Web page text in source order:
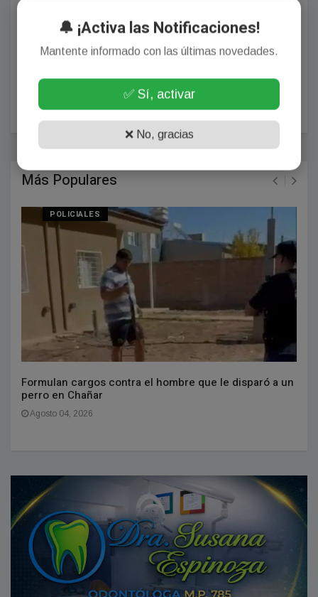
POSTEAR COMENTARIO
Más Populares
POLICIALES
Formulan cargos contra el hombre que le disparó a un
perro en Chañar
Agosto 04, 2026
🔔 ¡Activa las Notificaciones!
Mantente informado con las últimas novedades.
✅ Sí, activar
❌ No, gracias